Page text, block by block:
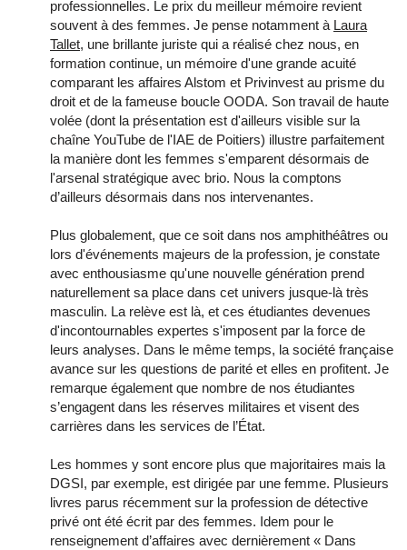
professionnelles. Le prix du meilleur mémoire revient
souvent à des femmes. Je pense notamment à Laura
Tallet, une brillante juriste qui a réalisé chez nous, en
formation continue, un mémoire d'une grande acuité
comparant les affaires Alstom et Privinvest au prisme du
droit et de la fameuse boucle OODA. Son travail de haute
volée (dont la présentation est d'ailleurs visible sur la
chaîne YouTube de l'IAE de Poitiers) illustre parfaitement
la manière dont les femmes s'emparent désormais de
l'arsenal stratégique avec brio. Nous la comptons
d’ailleurs désormais dans nos intervenantes.
Plus globalement, que ce soit dans nos amphithéâtres ou
lors d'événements majeurs de la profession, je constate
avec enthousiasme qu'une nouvelle génération prend
naturellement sa place dans cet univers jusque-là très
masculin. La relève est là, et ces étudiantes devenues
d'incontournables expertes s'imposent par la force de
leurs analyses. Dans le même temps, la société française
avance sur les questions de parité et elles en profitent. Je
remarque également que nombre de nos étudiantes
s’engagent dans les réserves militaires et visent des
carrières dans les services de l’État.
Les hommes y sont encore plus que majoritaires mais la
DGSI, par exemple, est dirigée par une femme. Plusieurs
livres parus récemment sur la profession de détective
privé ont été écrit par des femmes. Idem pour le
renseignement d’affaires avec dernièrement « Dans